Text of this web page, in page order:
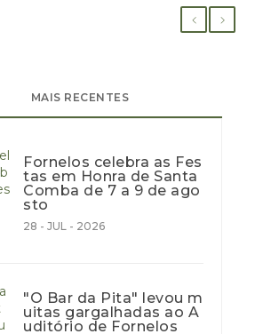
MAIS RECENTES
Fornelos celebra as Fes
tas em Honra de Santa
Comba de 7 a 9 de ago
sto
28 - JUL - 2026
"O Bar da Pita" levou m
uitas gargalhadas ao A
uditório de Fornelos